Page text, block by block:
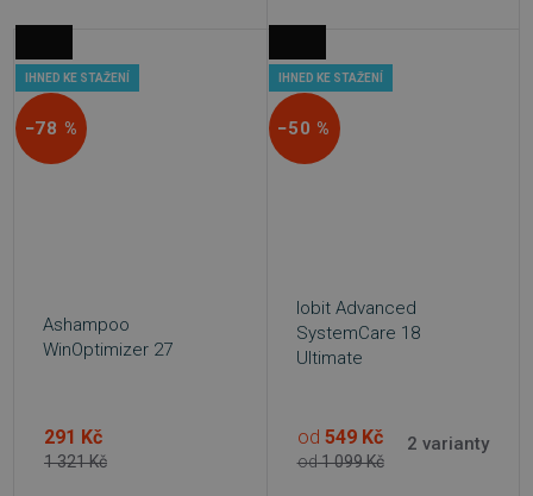
IHNED KE STAŽENÍ
−78 %
Ashampoo
WinOptimizer 27
1 321 Kč
291 Kč
IHNED KE STAŽENÍ
−50 %
Iobit Advanced
SystemCare 18
Ultimate
od1 099 Kč
od 549 Kč 2 varianty